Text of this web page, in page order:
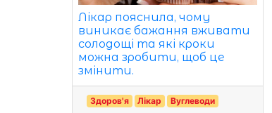
Лікар пояснила, чому
виникає бажання вживати
солодощі та які кроки
можна зробити, щоб це
змінити.
Здоров'я Лікар Вуглеводи